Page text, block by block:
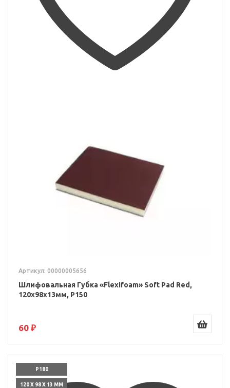
Артикул: 00000005656
Шлифовальная Губка «Flexifoam» Soft Pad Red,
120x98x13мм, P150
60 ₽
P180
120 X 98 X 13 ММ